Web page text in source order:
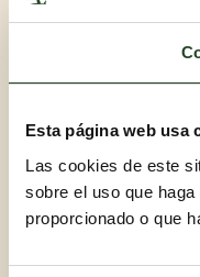
Esta página web usa
Las cookies de este
sobre el uso que
proporcionado o que